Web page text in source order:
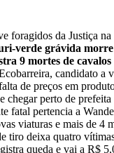
foragidos da Justiça na
verde grávida morre
9 mortes de
candidato a
de preços em
chegar perto de
fatal pertencia a
viaturas e mais de 4
tiro deixa quatro
queda e vai a R$